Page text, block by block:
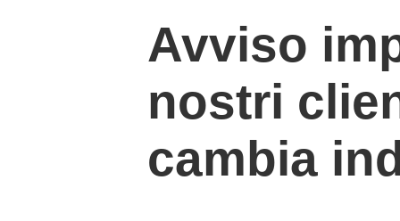
Avviso
nostri
cambia